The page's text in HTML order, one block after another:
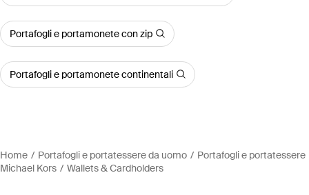
Portafogli e portamonete con zip
Portafogli e portamonete continentali
Home Portafogli e portatessere da uomo
Portafogli e portatessere
Michael Kors
Wallets & Cardholders